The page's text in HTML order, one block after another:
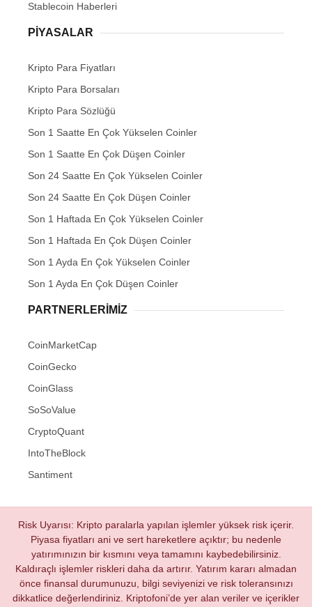
Stablecoin Haberleri
PIYASALAR
Kripto Para Fiyatları
Kripto Para Borsaları
Kripto Para Sözlüğü
Son 1 Saatte En Çok Yükselen Coinler
Son 1 Saatte En Çok Düşen Coinler
Son 24 Saatte En Çok Yükselen Coinler
Son 24 Saatte En Çok Düşen Coinler
Son 1 Haftada En Çok Yükselen Coinler
Son 1 Haftada En Çok Düşen Coinler
Son 1 Ayda En Çok Yükselen Coinler
Son 1 Ayda En Çok Düşen Coinler
PARTNERLERIMIZ
CoinMarketCap
CoinGecko
CoinGlass
SoSoValue
CryptoQuant
IntoTheBlock
Santiment
Risk Uyarısı: Kripto paralarla yapılan işlemler yüksek risk içerir.
Piyasa fiyatları ani ve sert hareketlere açıktır; bu nedenle
yatırımınızın bir kısmını veya tamamını kaybedebilirsiniz.
Kaldıraçlı işlemler riskleri daha da artırır. Yatırım kararı almadan
önce finansal durumunuzu, bilgi seviyenizi ve risk toleransınızı
dikkatlice değerlendiriniz. Kriptofoni’de yer alan veriler ve içerikler